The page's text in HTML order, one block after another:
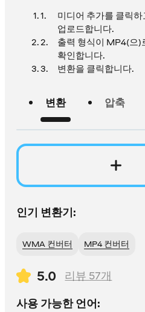
미디어 추가를 클릭
업로드합니다.
출력 형식이 MP4(으)
확인합니다.
변환을 클릭합니다.
변환 압축
인기 변환기:
WMA 컨버터 MP4 컨버터
5.0 리뷰 57개
사용 가능한 언어: